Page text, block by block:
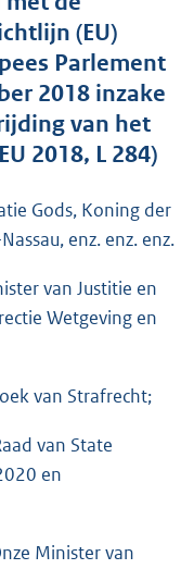
t
4
(EU)
Parlement
2018 inzake
van het
2018, L 284)
Gods, Koning der
enz. enz. enz.
van Justitie en
Wetgeving en
van Strafrecht;
van State
en
Minister van